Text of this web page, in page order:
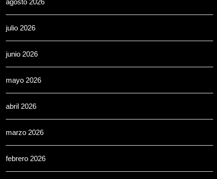
agosto 2026
julio 2026
junio 2026
mayo 2026
abril 2026
marzo 2026
febrero 2026